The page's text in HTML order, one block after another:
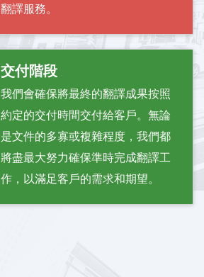
翻譯服務。
交付階段
我們會確保將最終的翻譯成果按照
約定的交付時間交付給客戶。無論
是文件的多寡或複雜程度，我們都
將盡最大努力確保準時完成翻譯工
作，以滿足客戶的需求和期望。